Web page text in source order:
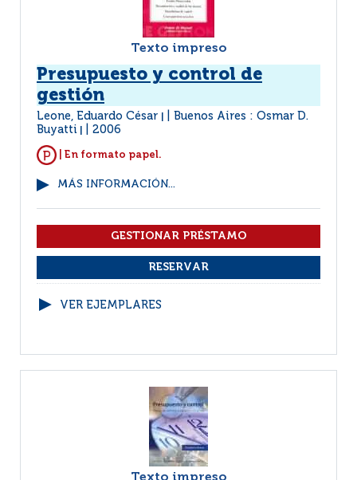
Texto impreso
Presupuesto y control de
gestión
Leone, Eduardo César
Buenos Aires : Osmar D.
Buyatti
2006
| En formato papel.
MÁS INFORMACIÓN...
VER EJEMPLARES